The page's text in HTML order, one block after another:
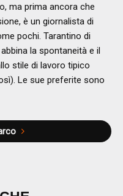
ma prima ancora che
è un giornalista di
pochi. Tarantino di
la spontaneità e il
stile di lavoro tipico
Le sue preferite sono